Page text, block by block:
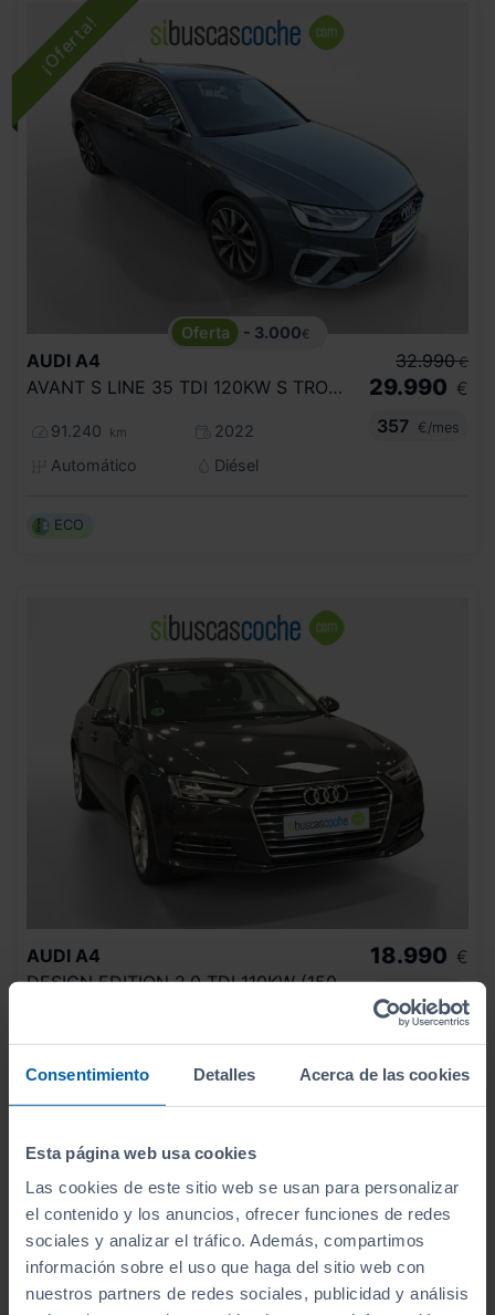
Consentimiento Detalles Acerca de las cookies
Esta página web usa cookies
Las cookies de este sitio web se usan para personalizar
el contenido y los anuncios, ofrecer funciones de redes
sociales y analizar el tráfico. Además, compartimos
información sobre el uso que haga del sitio web con
nuestros partners de redes sociales, publicidad y análisis
- 3.000€
AUDI A4
AVANT S LINE 35 TDI 120KW S TRONIC
91.240 km
2022
Automático
Diésel
32.990 €
29.990 €
357
€/mes
ECO
AUDI A4
DESIGN EDITION 2.0 TDI 110KW (150CV)
18.990 €
269
€/mes